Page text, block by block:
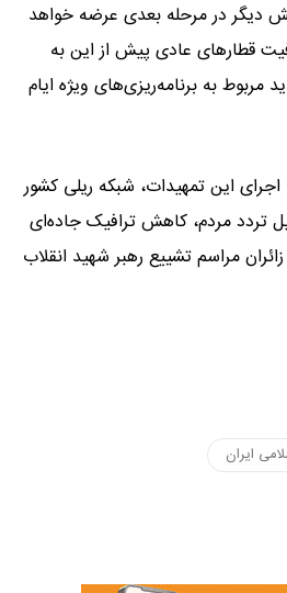
دیگر در مرحله بعدی عرضه خواهد
قطارهای عادی پیش از این به
به برنامه‌ریزی‌های ویژه ایام
اجرای این تمهیدات، شبکه ریلی کشور
تردد مردم، کاهش ترافیک جاده‌ای
مراسم تشییع رهبر شهید انقلاب
ایران